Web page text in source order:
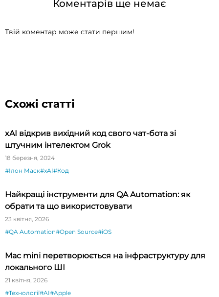
Коментарів ще немає
Твій коментар може стати першим!
Схожі статті
xAI відкрив вихідний код свого чат-бота зі
штучним інтелектом Grok
18 березня, 2024
#Ілон Маск#xAI#Код
Найкращі інструменти для QA Automation: як
обрати та що використовувати
23 квітня, 2026
#QA Automation#Open Source#iOS
Mac mini перетворюється на інфраструктуру для
локального ШІ
21 квітня, 2026
#Технології#AI#Apple